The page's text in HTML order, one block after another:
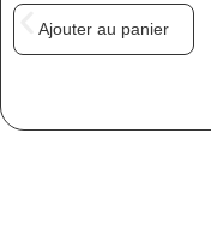
Ajouter au panier